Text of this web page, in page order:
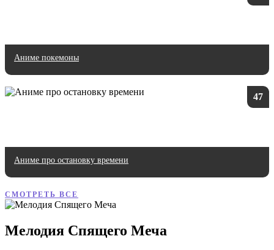
Аниме покемоны
47
Аниме про остановку времени
СМОТРЕТЬ ВСЕ
Мелодия Спящего Меча